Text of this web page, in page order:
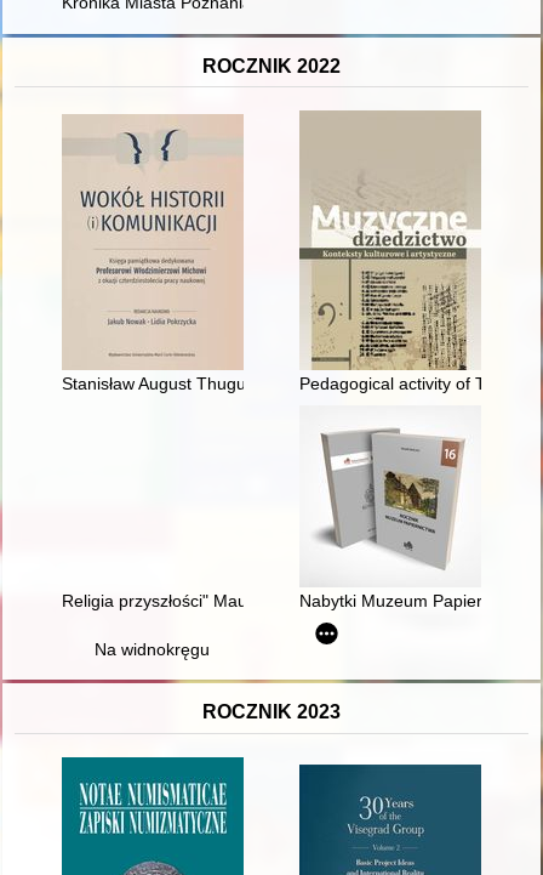
ROCZNIK 2022
Stanisław August Thugutt o wojnie polsko-bolszewickiej
Pedagogical activity of
Religia przyszłości" Maurycego Straszewskiego w
Nabytki Muzeum Papiernictwa
Na widnokręgu
ROCZNIK 2023